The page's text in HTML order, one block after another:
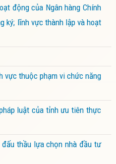
động của Ngân hàng Chính
ký; lĩnh vực thành lập và hoạt
vực thuộc phạm vi chức năng
luật của tỉnh ưu tiên thực
thầu lựa chọn nhà đầu tư